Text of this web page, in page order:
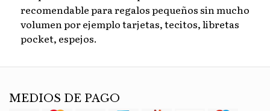
recomendable para regalos pequeños sin mucho
volumen por ejemplo tarjetas, tecitos, libretas
pocket, espejos.
MEDIOS DE PAGO